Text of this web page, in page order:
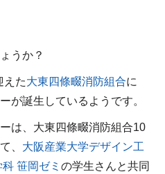
うか？
えた大東四條畷消防組合に
が誕生しているようです。
は、大東四條畷消防組合10
、 大阪産業大学デザイン工
笹岡ゼミ の学生さんと共同